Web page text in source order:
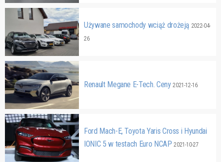
Używane samochody wciąż drożeją 2022-04-
26
Renault Megane E-Tech. Ceny2021-12-16
Ford Mach-E, Toyota Yaris Cross i Hyundai
IONIC 5 w testach Euro NCAP2021-10-27